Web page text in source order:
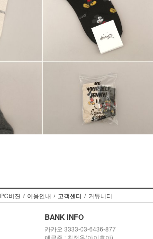
PC버젼 / 이용안내 / 고객센터 / 커뮤니티
BANK INFO
카카오 3333-03-6436-877
예금주 : 최정옥(아이호야)